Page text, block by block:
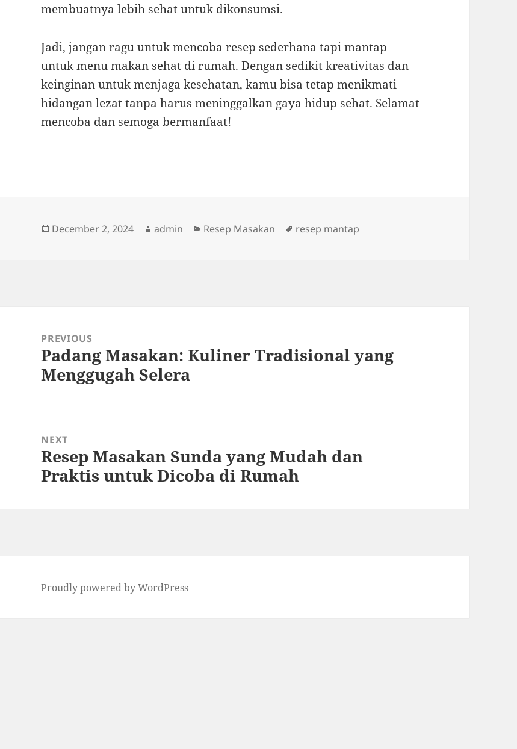
membuatnya lebih sehat untuk dikonsumsi.
Jadi, jangan ragu untuk mencoba resep sederhana tapi mantap
untuk menu makan sehat di rumah. Dengan sedikit kreativitas dan
keinginan untuk menjaga kesehatan, kamu bisa tetap menikmati
hidangan lezat tanpa harus meninggalkan gaya hidup sehat. Selamat
mencoba dan semoga bermanfaat!
Posted
December 2, 2024 Author
admin Categories
Resep Masakan Tags
resep mantap
navigationPREVIOUS
Previous
post:
Padang Masakan: Kuliner Tradisional yang
Menggugah Selera
NEXT
Next
post:
Resep Masakan Sunda yang Mudah dan
Praktis untuk Dicoba di Rumah
Proudly powered by WordPress